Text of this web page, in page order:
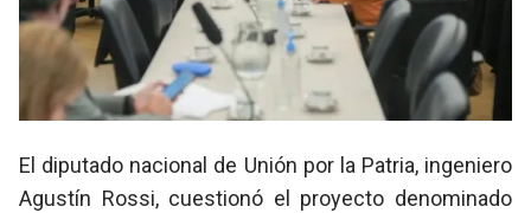
El diputado nacional de Unión por la Patria, ingeniero
Agustín Rossi, cuestionó el proyecto denominado